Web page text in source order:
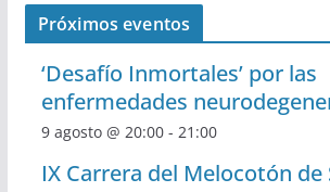
Próximos eventos
‘Desafío Inmortales’ por las
enfermedades
9 agosto @ 20:00- 21:00
IX Carrera del Melocotón de